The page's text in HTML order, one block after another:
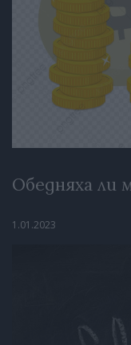
Обедняха ли
1.01.2023